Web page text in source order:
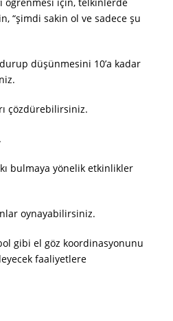
“şimdi sakin ol ve sadece şu
düşünmesini 10’a kadar
çözdürebilirsiniz.
bulmaya yönelik etkinlikler
oynayabilirsiniz.
gibi el göz koordinasyonunu
faaliyetlere